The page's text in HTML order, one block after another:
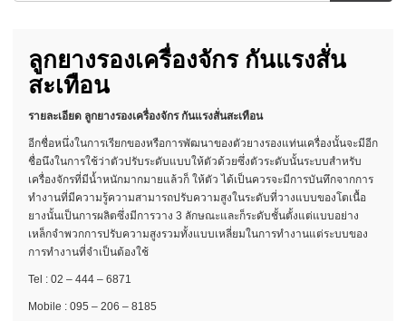
ลูกยางรองเครื่องจักร กันแรงสั่น
สะเทือน
รายละเอียด ลูกยางรองเครื่องจักร กันแรงสั่นสะเทือน
อีกชื่อหนึ่งในการเรียกของหรือการพัฒนาของตัวยางรองแท่นเครื่องนั้นจะมีอีก
ชื่อนึงในการใช้ว่าตัวปรับระดับแบบให้ตัวด้วยซึ่งตัวระดับนั้นระบบสำหรับ
เครื่องจักรที่มีน้ำหนักมากมายแล้วก็ ให้ตัว ได้เป็นควรจะมีการบันทึกจากการ
ทำงานที่มีความรู้ความสามารถปรับความสูงในระดับที่วางแบบของโตเนื้อ
ยางนั้นเป็นการผลิตซึ่งมีการวาง 3 ลักษณะและก็ระดับชั้นตั้งแต่แบบอย่าง
เหล็กจำพวกการปรับความสูงรวมทั้งแบบเหลี่ยมในการทำงานแต่ระบบของ
การทำงานที่จำเป็นต้องใช้
Tel : 02 – 444 – 6871
Mobile : 095 – 206 – 8185